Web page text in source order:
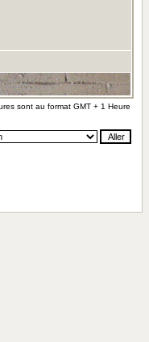
sont au format GMT + 1 Heure